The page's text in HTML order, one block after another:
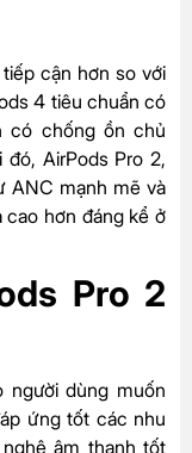
cận hơn so với
4 tiêu chuẩn có
có chống ồn chủ
AirPods Pro 2,
ANC mạnh mẽ và
cao hơn đáng kể ở
Pro 2
dùng muốn
ứng tốt các nhu
âm thanh tốt